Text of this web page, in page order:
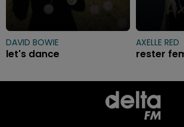
DAVID BOWIE
let's dance
AXELLE RED
rester